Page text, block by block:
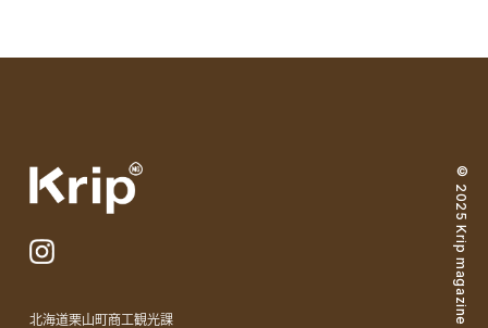
北海道栗山町商工観光課
© 2025 Krip magazine